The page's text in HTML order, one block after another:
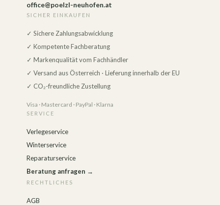
office@poelzl-neuhofen.at
SICHER EINKAUFEN
✓ Sichere Zahlungsabwicklung
✓ Kompetente Fachberatung
✓ Markenqualität vom Fachhändler
✓ Versand aus Österreich · Lieferung innerhalb der EU
✓ CO₂-freundliche Zustellung
Visa · Mastercard · PayPal · Klarna
SERVICE
Verlegeservice
Winterservice
Reparaturservice
Beratung anfragen →
RECHTLICHES
AGB